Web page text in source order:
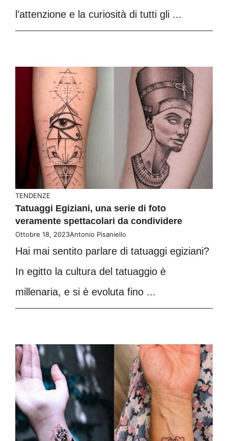
l’attenzione e la curiosità di tutti gli ...
TENDENZE
Tatuaggi Egiziani, una serie di foto
veramente spettacolari da condividere
Ottobre 18, 2023Antonio Pisaniello
Hai mai sentito parlare di tatuaggi egiziani?
In egitto la cultura del tatuaggio è
millenaria, e si è evoluta fino ...